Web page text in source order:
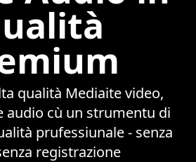
qualità Mediaite video,
audio cù un strumentu di
prufessiunale - senza
registrazione